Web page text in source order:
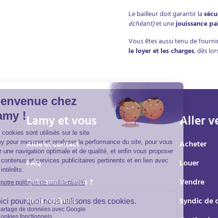
Le bailleur doit garantir la
échéant)et unejouissance
Vous êtes aussi tenu de
le loyer et les charges, dès
Lamy et vous
Aide et contact
FAQ
Qui sommes-nous ?
Nous rejoindre
Aller
Acheter
Louer
Vendre
Syndic de